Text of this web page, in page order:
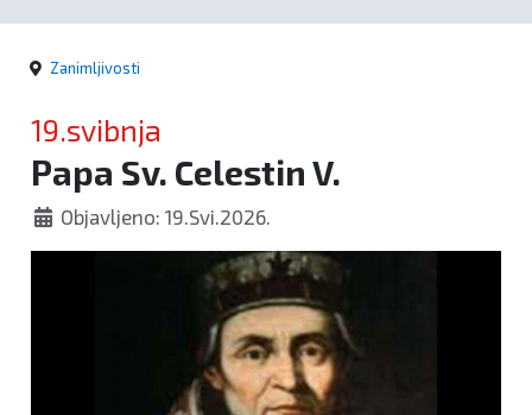
Zanimljivosti
19.svibnja
Papa Sv. Celestin V.
Objavljeno: 19.Svi.2026.